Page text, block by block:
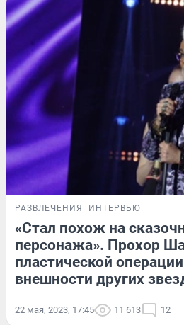
РАЗВЛЕЧЕНИЯ ИНТЕРВЬЮ
«Стал похож на
персонажа». Прохор
пластической
внешности других
22 мая, 2023, 17:45 11 613 12